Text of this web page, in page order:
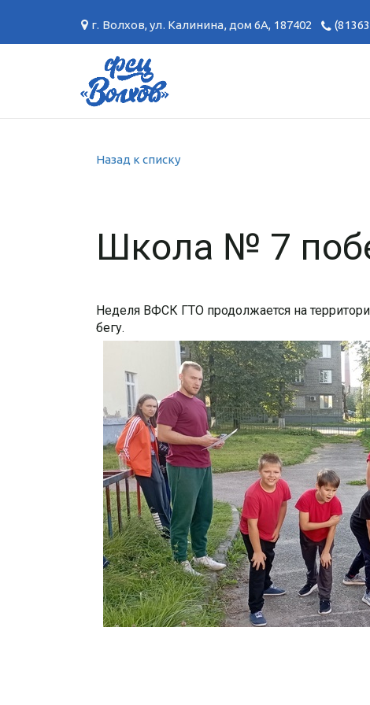
г. Волхов,ул. Калинина, дом 6А, 187402
Назад к списку
Школа № 7
Неделя ВФСК ГТО продолжается на
бегу.